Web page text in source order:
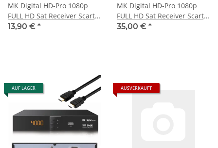
MK Digital HD-Pro 1080p
FULL HD Sat Receiver Scart,
HDMI, EPG USB Mediaplayer
13,90 € *
MK Digital HD-Pro 1080p
FULL HD Sat Receiver Scart,
HDMI, EPG USB Mediaplayer
35,00 € *
AUF LAGER AUSVERKAUFT